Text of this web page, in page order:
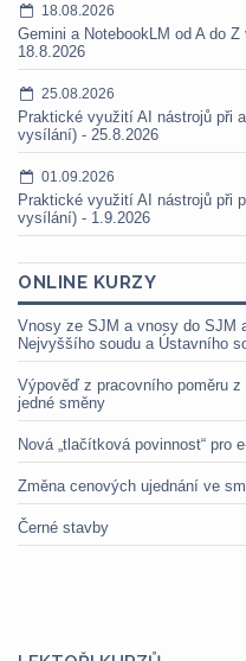
18.08.2026
Gemini a NotebookLM od A do
18.8.2026
25.08.2026
Praktické využití AI nástrojů při
vysílání) - 25.8.2026
01.09.2026
Praktické využití AI nástrojů při
vysílání) - 1.9.2026
ONLINE KURZY
Vnosy ze SJM a vnosy do SJM
Nejvyššího soudu a Ústavního
Výpověď z pracovního poměru
jedné směny
Nová „tlačítková povinnost“ pro
Změna cenových ujednání ve
Černé stavby